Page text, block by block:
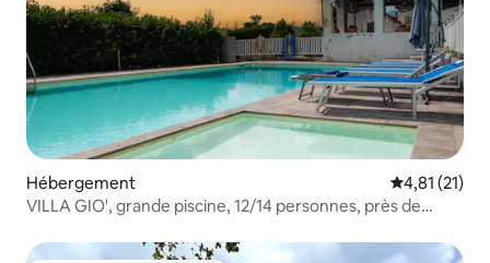
Hébergement Évaluation
4,81 (21)
VILLA GIO', grande piscine, 12/14 personnes, près de